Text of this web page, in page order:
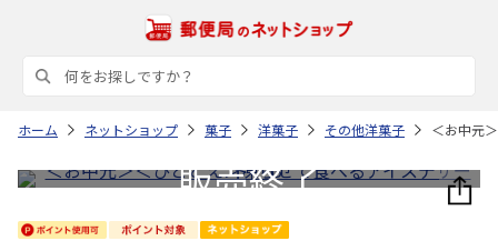
ホーム ネットショップ 菓子 洋菓子 その他洋菓子 ＜お中元